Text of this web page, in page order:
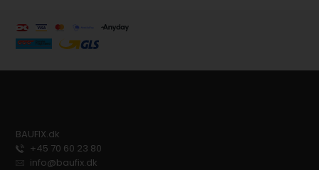
BAUFIX.dk
+45 70 60 23 80
info@baufix.dk